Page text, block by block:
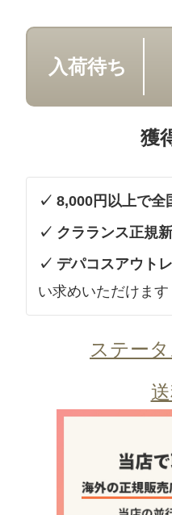
入荷待ち
獲
✓ 8,000円以上で全
✓ クラランス正規
✓ デパコスアウト
い求めいただけます
ステー